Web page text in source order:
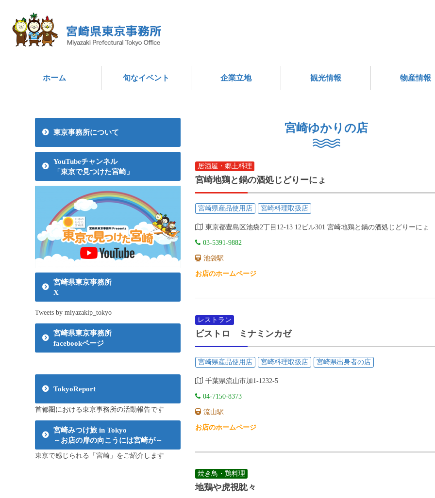
ホーム 旬なイベント 企業立地 観光情報 物産情報
東京事務所について
YouTubeチャンネル
「東京で見つけた宮崎」
宮崎県東京事務所
X
Tweets by miyazakip_tokyo
宮崎県東京事務所
facebookページ
TokyoReport
首都圏における東京事務所の活動報告です
宮崎みつけ旅 in Tokyo
～お店の扉の向こうには宮崎が～
東京で感じられる「宮崎」をご紹介します
宮崎ゆかりの店
居酒屋・郷土料理
宮崎地鶏と鍋の酒処じどりーにょ
宮崎県産品使用店 宮崎料理取扱店
東京都豊島区池袋2丁目12-13 12ビル301 宮崎地鶏と鍋の酒処じどりーにょ
03-5391-9882
池袋駅
お店のホームページ
レストラン
ビストロ ミナミンカゼ
宮崎県産品使用店 宮崎料理取扱店 宮崎県出身者の店
千葉県流山市加1-1232-5
04-7150-8373
流山駅
お店のホームページ
焼き鳥・鶏料理
地鶏や虎視眈々